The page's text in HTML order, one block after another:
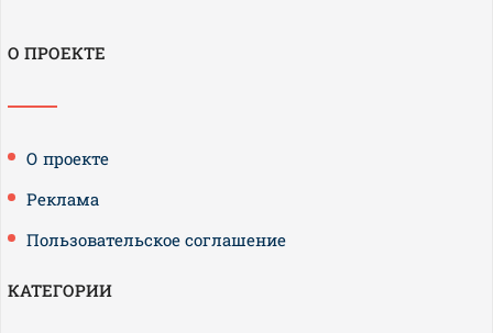
О ПРОЕКТЕ
О проекте
Реклама
Пользовательское соглашение
КАТЕГОРИИ